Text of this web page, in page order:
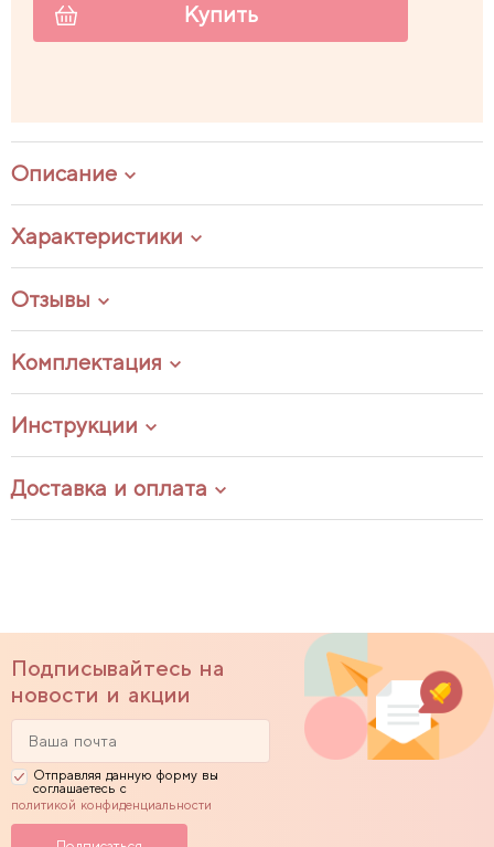
Купить
Описание
Характеристики
Отзывы
Комплектация
Инструкции
Доставка и оплата
Подписывайтесь на
новости и акции
Отправляя данную форму вы
соглашаетесь с
политикой конфиденциальности